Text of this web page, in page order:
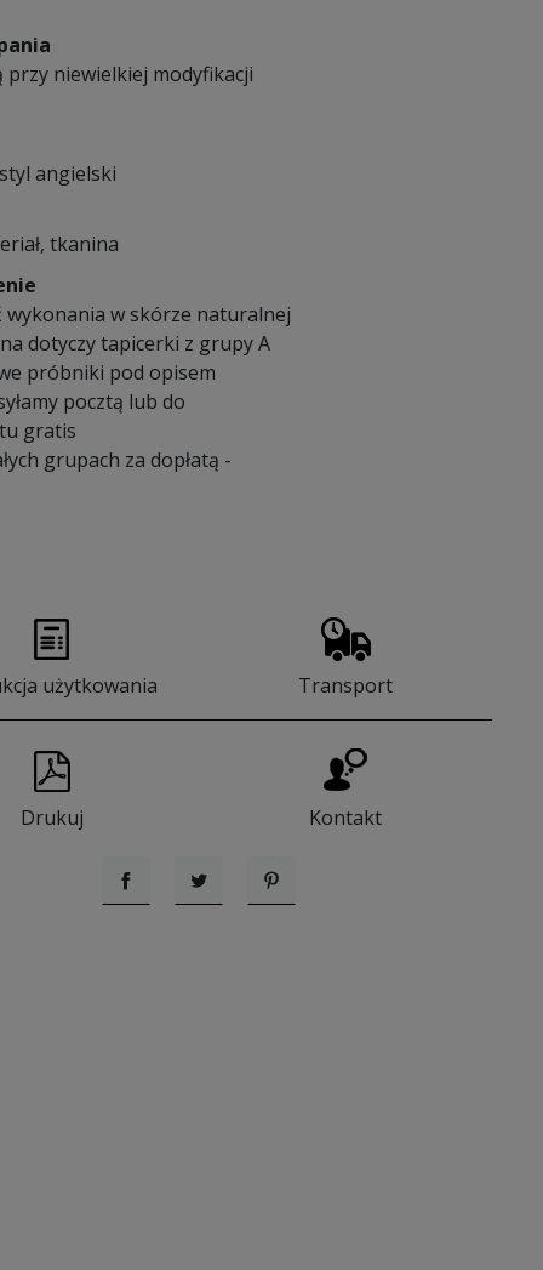
przy niewielkiej modyfikacji
angielski
tkanina
wykonania w skórze naturalnej
dotyczy tapicerki z grupy A
próbniki pod opisem
pocztą lub do
gratis
grupach za dopłatą -
użytkowania Transport
Drukuj Kontakt
UdostępnijTweetujPinterest